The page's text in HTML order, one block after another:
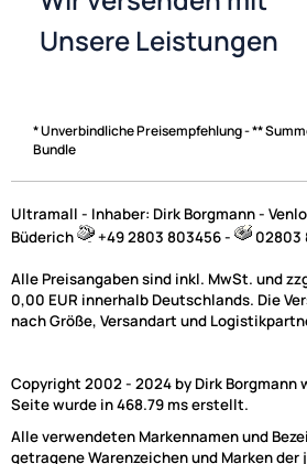
History
Zahlungsarten
* Unverbindliche Preisempfehlung - **
Bundle
Ultramall - Inhaber: Dirk Borgmann -
Büderich
+49 2803 803456 - 02803
Alle Preisangaben sind inkl. MwSt. und
0,00 EUR innerhalb Deutschlands. Die
nach Größe, Versandart und
Copyright 2002 - 2024 by Dirk
Seite wurde in 468.79 ms erstellt.
Alle verwendeten Markennamen und
getragene Warenzeichen und Marken